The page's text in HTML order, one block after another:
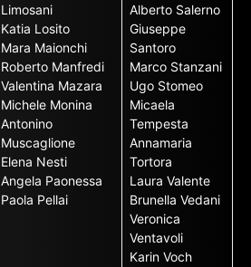
Limosani
Katia Losito
Mara Maionchi
Roberto Manfredi
Valentina Mazara
Michele Monina
Antonino
Muscaglione
Elena Nesti
Angela Paonessa
Paola Pellai
Alberto Salerno
Giuseppe
Santoro
Marco Stanzani
Ugo Stomeo
Micaela
Tempesta
Annamaria
Tortora
Laura Valente
Brunella Vedani
Veronica
Ventavoli
Karin Voch